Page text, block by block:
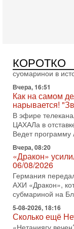
КОРОТКО
АХИ «Дракон»
субмариной в
Вчера, 16:51
Как на самом
нарывается!
В эфире
ЦАХАЛа в
Ведет программу
Вчера, 08:20
«Дракон»
06/08/2026
Германия
АХИ «Дракон»,
субмариной на
5-08-2026, 18:16
Сколько ещё
«Нетаниягу